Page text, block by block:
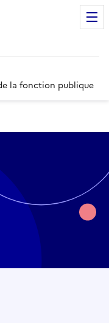
la fonction publique